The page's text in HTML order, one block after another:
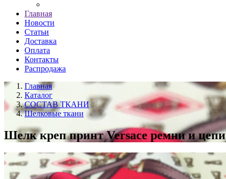
Главная
Новости
Статьи
Доставка
Оплата
Контакты
Распродажа
Главная
Каталог
СОСТАВ ТКАНИ
Шелковые ткани
Шелк креп принт Versace ремни и цепи